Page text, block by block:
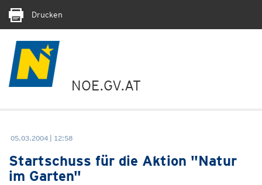
Drucken
NOE.GV.AT
05.03.2004 | 12:58
Startschuss für die Aktion "Natur
im Garten"